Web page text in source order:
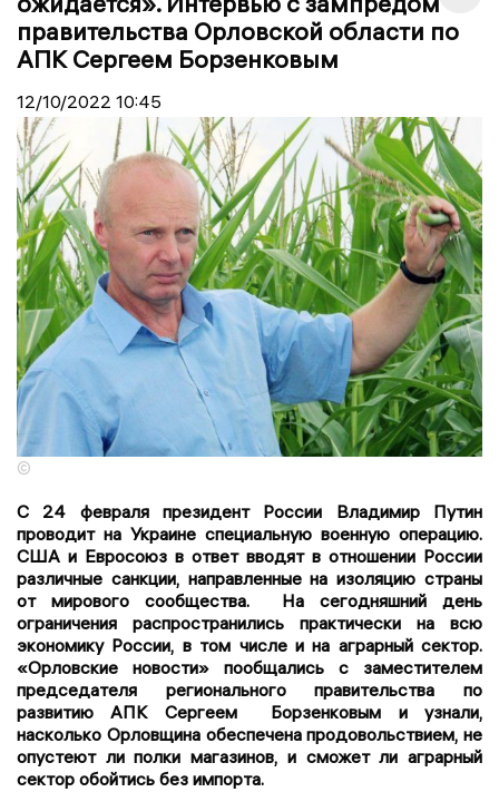
правительства Орловской области по
АПК Сергеем Борзенковым
12/10/2022 10:45
©
С 24 февраля президент России Владимир Путин
проводит на Украине специальную военную операцию.
США и Евросоюз в ответ вводят в отношении России
различные санкции, направленные на изоляцию страны
от мирового сообщества. На сегодняшний день
ограничения распространились практически на всю
экономику России, в том числе и на аграрный сектор.
«Орловские новости» пообщались с заместителем
председателя регионального правительства по
развитию АПК Сергеем Борзенковым и узнали,
насколько Орловщина обеспечена продовольствием, не
опустеют ли полки магазинов, и сможет ли аграрный
сектор обойтись без импорта.